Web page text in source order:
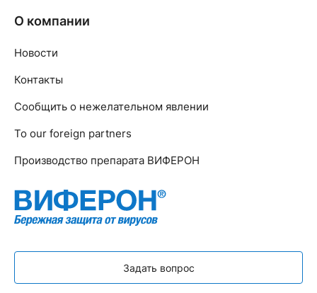
О компании
Новости
Контакты
Сообщить о нежелательном явлении
To our foreign partners
Производство препарата ВИФЕРОН
Задать вопрос